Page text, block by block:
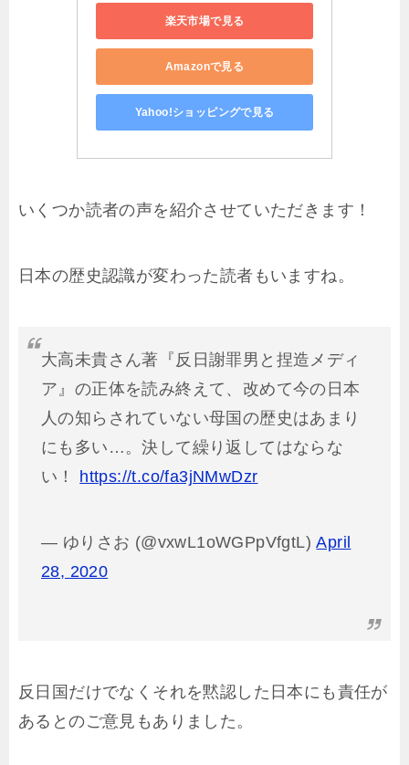
楽天市場で見る
Amazonで見る
Yahoo!ショッピングで見る
いくつか読者の声を紹介させていただきます！
日本の歴史認識が変わった読者もいますね。
大高未貴さん著『反日謝罪男と捏造メディ
ア』の正体を読み終えて、改めて今の日本
人の知らされていない母国の歴史はあまり
にも多い…。決して繰り返してはならな
い！ https://t.co/fa3jNMwDzr
— ゆりさお (@vxwL1oWGPpVfgtL)April
28, 2020
反日国だけでなくそれを黙認した日本にも責任が
あるとのご意見もありました。